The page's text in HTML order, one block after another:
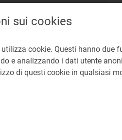
sui cookies
cookie. Questi hanno
e analizzando i dati utente
di questi cookie in qualsiasi